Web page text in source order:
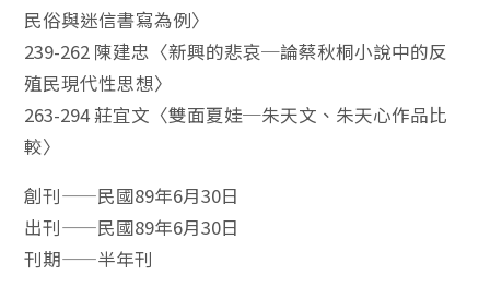
民俗與迷信書寫為例〉
239-262 陳建忠〈新興的悲哀─論蔡秋桐小說中的反
殖民現代性思想〉
263-294 莊宜文〈雙面夏娃─朱天文、朱天心作品比
較〉
創刊——民國89年6月30日
出刊——民國89年6月30日
刊期——半年刊